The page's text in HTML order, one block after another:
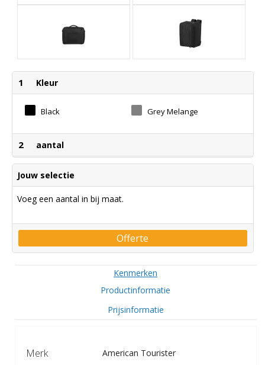
1 Kleur
Black Grey Melange
2 aantal
Jouw selectie
Voeg een aantal in bij maat.
Offerte
Kenmerken
Productinformatie
Prijsinformatie
Merk American Tourister